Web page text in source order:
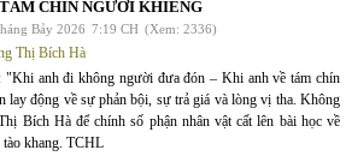
CHÍN NGƯỜI KHIÊNG
Bảy 2026 7:19 CH (Xem: 2336)
Thị Bích Hà
"Khi anh đi không người đưa đón – Khi anh về tám chín
lay động về sự phản bội, sự trả giá và lòng vị tha. Không
Bích Hà để chính số phận nhân vật cất lên bài học về
tào khang. TCHL